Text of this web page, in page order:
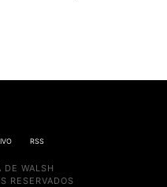
RSS
WALSH
RESERVADOS